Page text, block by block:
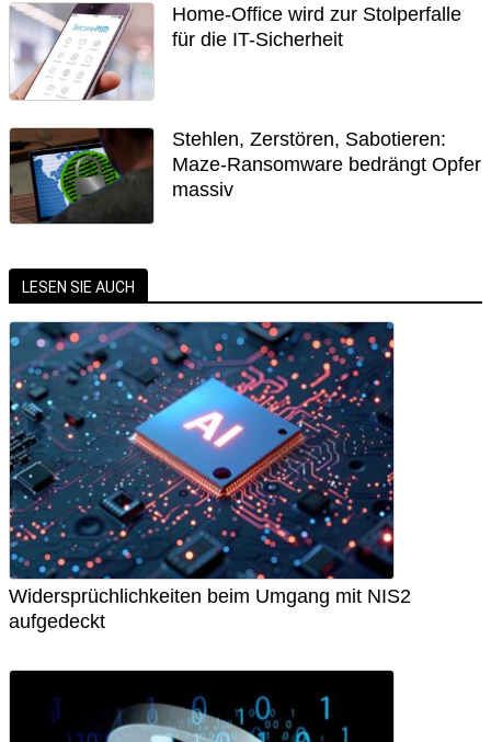
Home-Office wird zur Stolperfalle
für die IT-Sicherheit
Stehlen, Zerstören, Sabotieren:
Maze-Ransomware bedrängt Opfer
massiv
LESEN SIE AUCH
Widersprüchlichkeiten beim Umgang mit NIS2
aufgedeckt